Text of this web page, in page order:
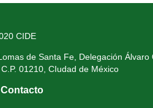
CIDE
de Santa Fe, Delegación Álvaro
01210, CIudad de México
Contacto